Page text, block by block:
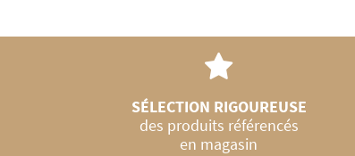
SÉLECTION RIGOUREUSE
des produits référencés
en magasin